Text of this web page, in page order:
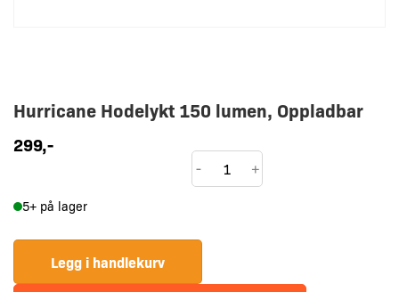
Hurricane Hodelykt 150 lumen, Oppladbar
299,-
Hurricane
Hodelykt
antall
- +
5+ på lager
Legg i handlekurv